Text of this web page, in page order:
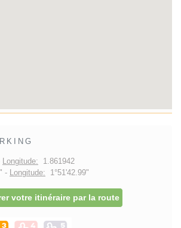
Longitude: 1.861942
- Longitude: 1°51'42.99"
votre itinéraire par la route